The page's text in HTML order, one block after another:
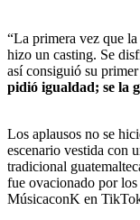
“La primera vez que
hizo un casting. Se
así consiguió su
pidió igualdad; se la
Los aplausos no se
escenario vestida con
tradicional
fue ovacionado por
MúsicaconK en